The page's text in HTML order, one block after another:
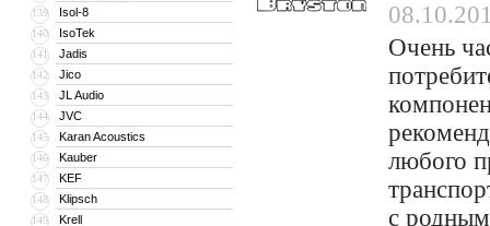
139 Isol-8
140 IsoTek
141 Jadis
142 Jico
143 JL Audio
144 JVC
145 Karan Acoustics
146 Kauber
147 KEF
148 Klipsch
149 Krell
Очень
любого
с